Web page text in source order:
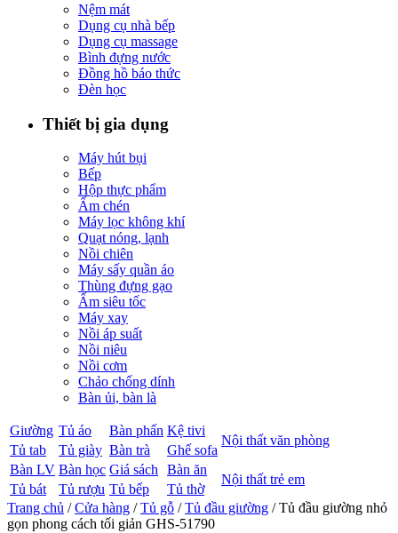
Nệm mát
Dụng cụ nhà bếp
Dụng cụ massage
Bình đựng nước
Đồng hồ báo thức
Đèn học
Thiết bị gia dụng
Máy hút bụi
Bếp
Hộp thực phẩm
Ấm chén
Máy lọc không khí
Quạt nóng, lạnh
Nồi chiên
Máy sấy quần áo
Thùng đựng gạo
Ấm siêu tốc
Máy xay
Nồi áp suất
Nồi niêu
Nồi cơm
Chảo chống dính
Bàn ủi, bàn là
Giường Tủ áo Bàn phấn Kệ tivi
Nội thất văn phòng
Tủ tab Tủ giày Bàn trà
Ghế sofa
Bàn LV Bàn học Giá sách Bàn ăn
Nội thất trẻ em
Tủ bát Tủ rượu Tủ bếp
Tủ thờ
Trang chủ /Cửa hàng /Tủ gỗ /Tủ đầu giường / Tủ đầu giường nhỏ
gọn phong cách tối giản GHS-51790